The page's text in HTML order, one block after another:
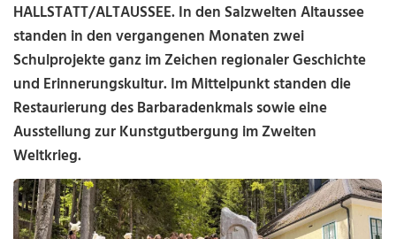
HALLSTATT/ALTAUSSEE. In den Salzwelten Altaussee
standen in den vergangenen Monaten zwei
Schulprojekte ganz im Zeichen regionaler Geschichte
und Erinnerungskultur. Im Mittelpunkt standen die
Restaurierung des Barbaradenkmals sowie eine
Ausstellung zur Kunstgutbergung im Zweiten
Weltkrieg.